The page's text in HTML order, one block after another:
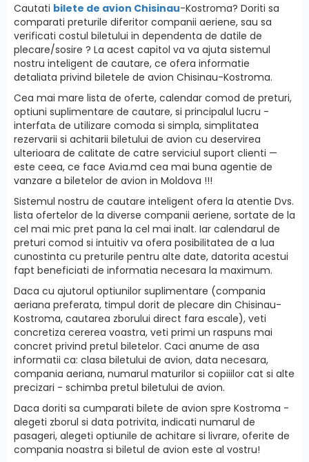
Cautati bilete de avion Chisinau-Kostroma? Doriti sa
comparati preturile diferitor companii aeriene, sau sa
verificati costul biletului in dependenta de datile de
plecare/sosire ? La acest capitol va va ajuta sistemul
nostru inteligent de cautare, ce ofera informatie
detaliata privind biletele de avion Chisinau-Kostroma.
Cea mai mare lista de oferte, calendar comod de preturi,
optiuni suplimentare de cautare, si principalul lucru -
interfatа de utilizare comoda si simpla, simplitatea
rezervarii si achitarii biletului de avion cu deservirea
ulterioara de calitate de catre serviciul suport clienti —
este ceea, ce face Avia.md cea mai buna agentie de
vanzare a biletelor de avion in Moldova !!!
Sistemul nostru de cautare inteligent ofera la atentie Dvs.
lista ofertelor de la diverse companii aeriene, sortate de la
cel mai mic pret pana la cel mai inalt. Iar calendarul de
preturi comod si intuitiv va ofera posibilitatea de a lua
cunostinta cu preturile pentru alte date, datorita acestui
fapt beneficiati de informatia necesara la maximum.
Daca cu ajutorul optiunilor suplimentare (compania
aeriana preferata, timpul dorit de plecare din Chisinau-
Kostroma, cautarea zborului direct fara escale), veti
concretiza cererea voastra, veti primi un raspuns mai
concret privind pretul biletelor. Caci anume de asa
informatii ca: clasa biletului de avion, data necesara,
compania aeriana, numarul maturilor si copiiilor cat si alte
precizari - schimba pretul biletului de avion.
Daca doriti sa cumparati bilete de avion spre Kostroma -
alegeti zborul si data potrivita, indicati numarul de
pasageri, alegeti optiunile de achitare si livrare, oferite de
compania noastra si biletul de avion este al vostru!